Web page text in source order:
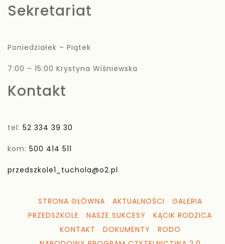
Sekretariat
Poniedziałek – Piątek
7:00 – 15:00 Krystyna Wiśniewska
Kontakt
tel: 52 334 39 30
kom: 500 414 511
przedszkole1_tuchola@o2.pl
STRONA GŁÓWNA AKTUALNOŚCI
GALERIA
PRZEDSZKOLE
NASZE SUKCESY
KĄCIK RODZICA
KONTAKT
DOKUMENTY
RODO